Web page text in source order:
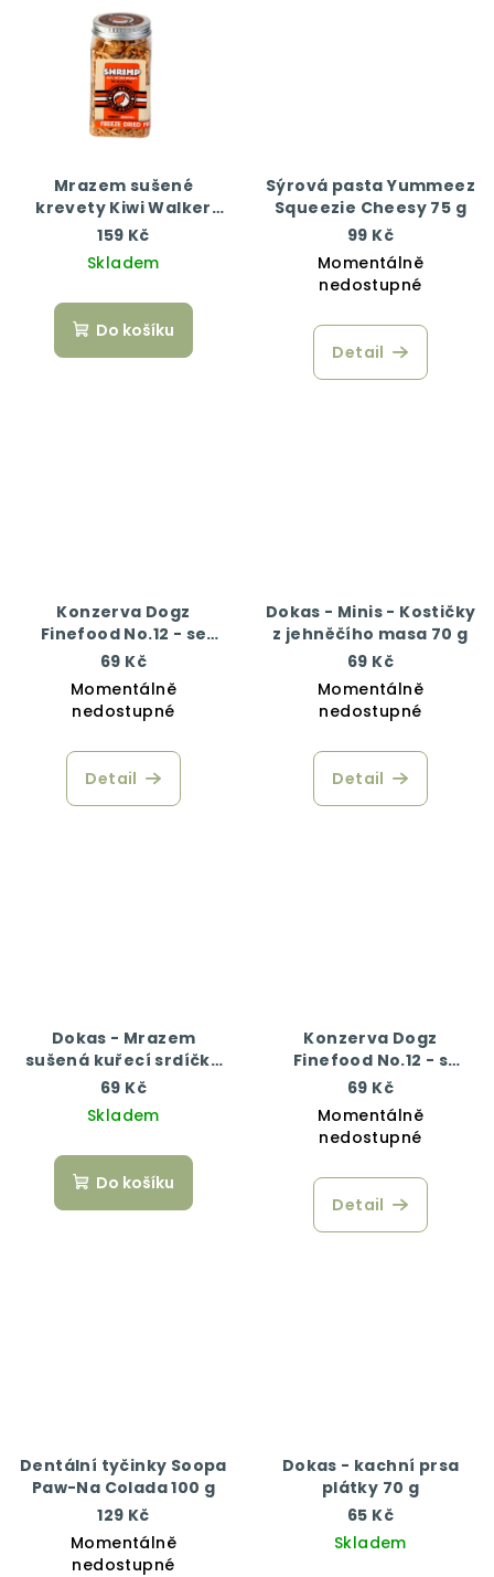
Mrazem sušené
krevety Kiwi Walker
50g
159 Kč
Skladem
Do košíku
Sýrová pasta Yummeez
Squeezie Cheesy 75 g
99 Kč
Momentálně
nedostupné
Detail
Konzerva Dogz
Finefood No.12 - se
zvěřinou a sledím
masem 200 g
69 Kč
Momentálně
nedostupné
Detail
Dokas - Minis - Kostičky
z jehněčího masa 70 g
69 Kč
Momentálně
nedostupné
Detail
Dokas - Mrazem
sušená kuřecí srdíčka
22 g
69 Kč
Skladem
Do košíku
Konzerva Dogz
Finefood No.12 - s
kuřecím a bažantím
masem 200 g
69 Kč
Momentálně
nedostupné
Detail
Dentální tyčinky Soopa
Paw-Na Colada 100 g
129 Kč
Momentálně
nedostupné
Dokas - kachní prsa
plátky 70 g
65 Kč
Skladem